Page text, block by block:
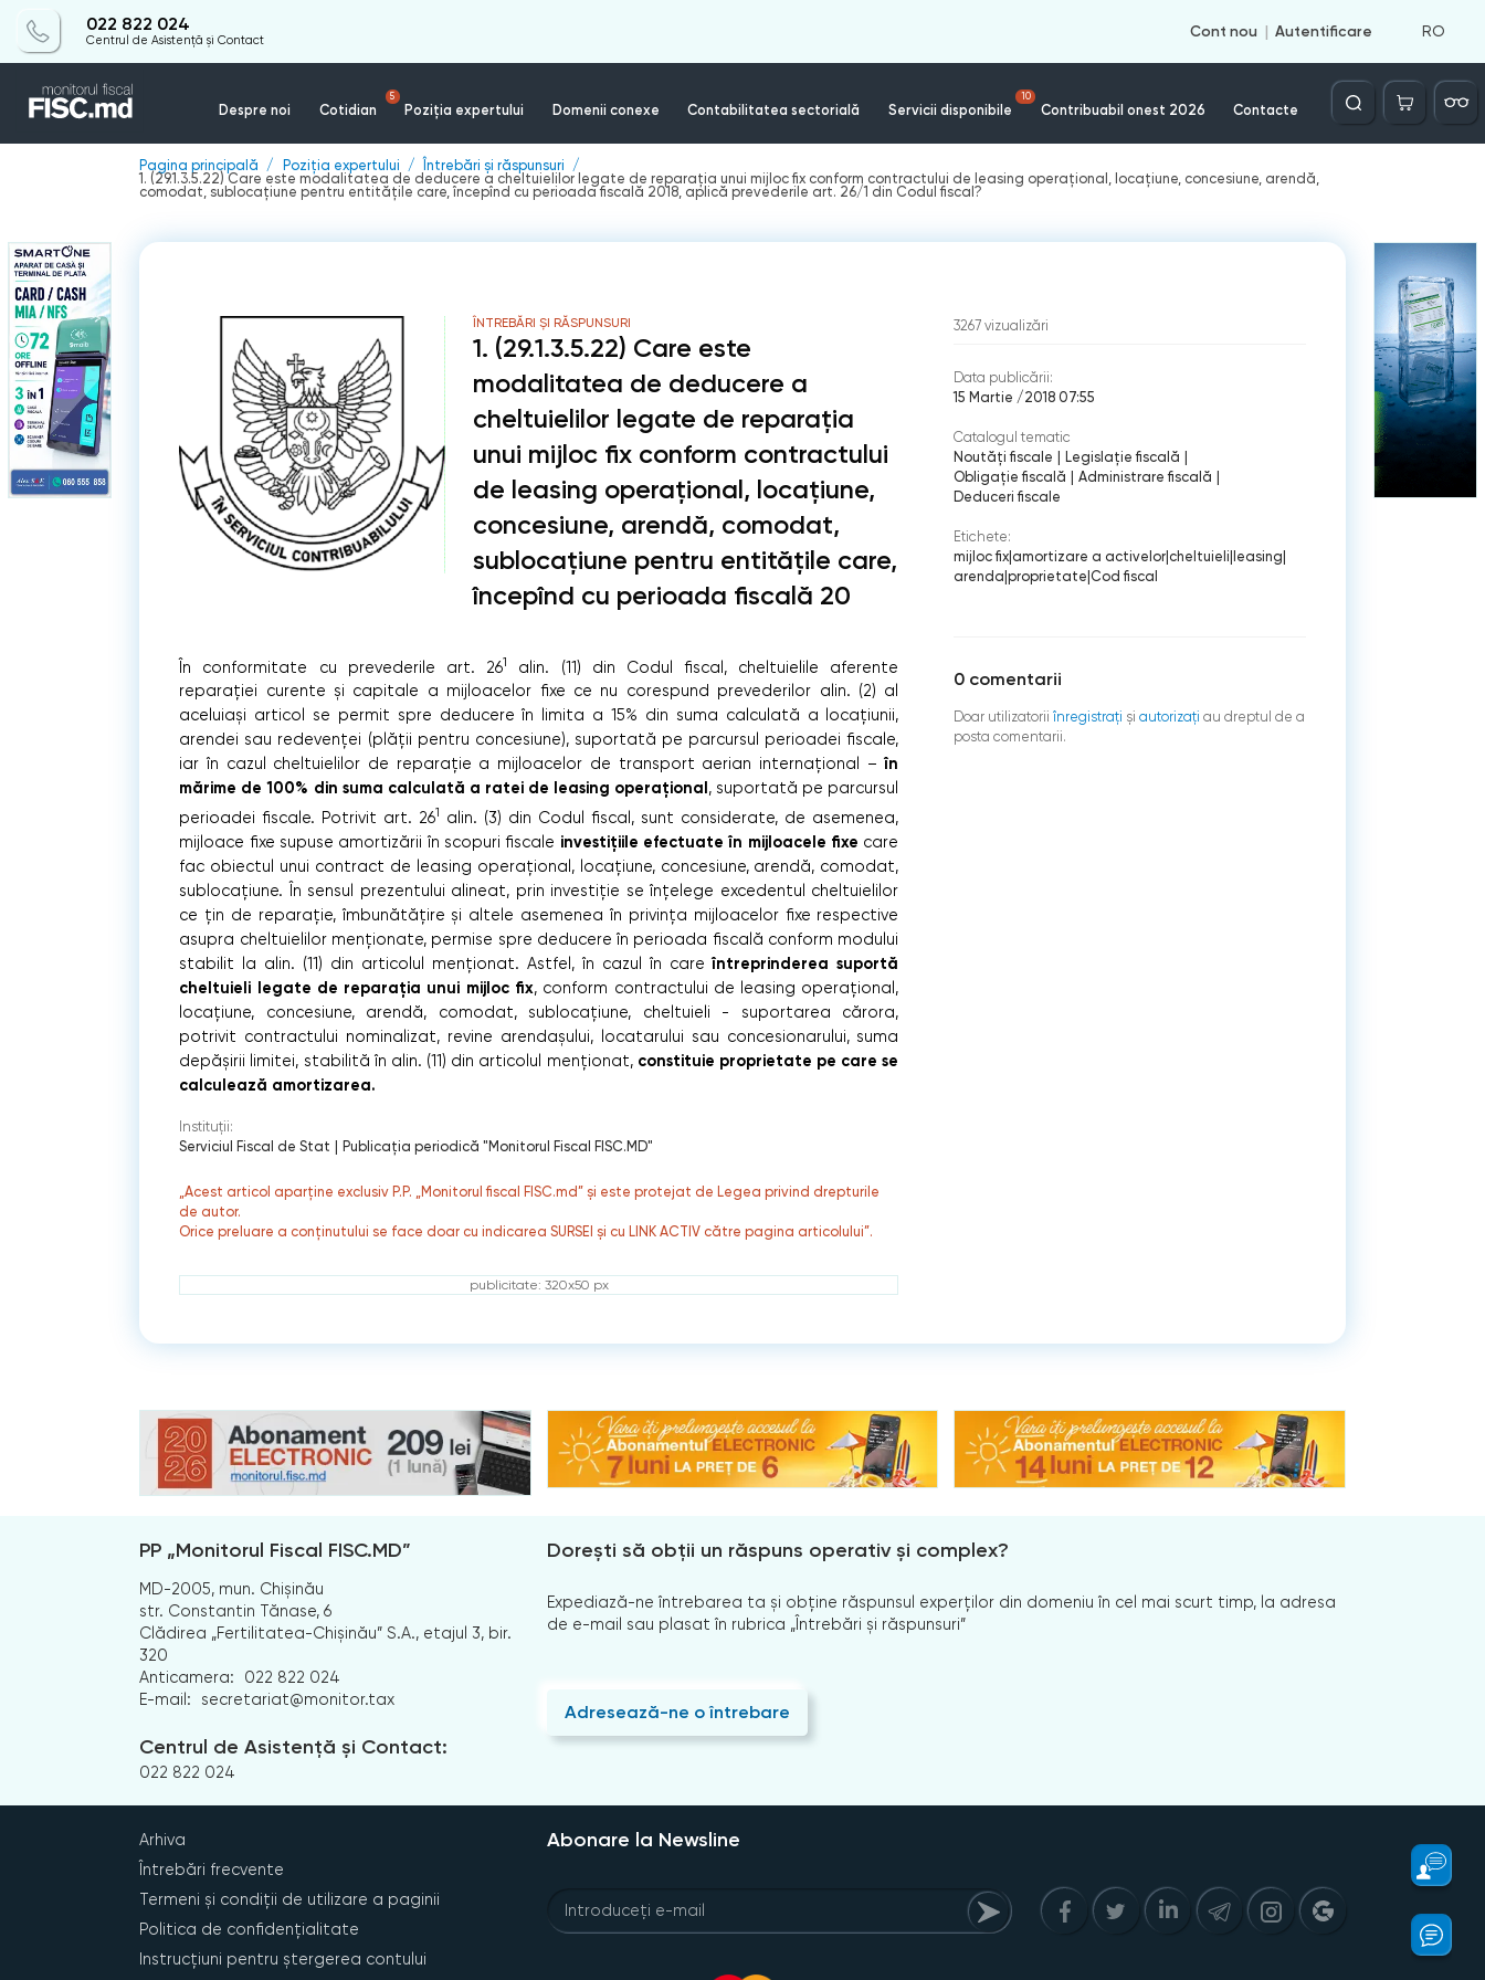
022 822 024
Centrul de Asistență și Contact
Cont nou Autentificare RO
Despre noi Cotidian
5
Poziția expertului Domenii conexe Contabilitatea sectorială Servicii disponibile
10
Contribuabil onest 2026 Contacte
Căutare
Pagina principală Poziția expertului
Întrebări și răspunsuri
1. (29.1.3.5.22) Care este modalitatea de deducere a cheltuielilor legate de reparația unui mijloc fix conform contractului de leasing operațional, locațiune, concesiune, arendă,
comodat, sublocațiune pentru entitățile care, începînd cu perioada fiscală 2018, aplică prevederile art. 26/1 din Codul fiscal?
ÎNTREBĂRI ȘI RĂSPUNSURI
1. (29.1.3.5.22) Care este
modalitatea de deducere a
cheltuielilor legate de reparația
unui mijloc fix conform contractului
de leasing operațional, locațiune,
concesiune, arendă, comodat,
sublocațiune pentru entitățile care,
începînd cu perioada fiscală 20
În conformitate cu prevederile art. 261
alin. (11) din Codul fiscal, cheltuielile aferente
reparației curente și capitale a mijloacelor fixe ce nu corespund prevederilor alin. (2) al
aceluiași articol se permit spre deducere în limita a 15% din suma calculată a locațiunii,
arendei sau redevenței (plății pentru concesiune), suportată pe parcursul perioadei fiscale,
iar în cazul cheltuielilor de reparație a mijloacelor de transport aerian internațional –în
mărime de 100% din suma calculată a ratei de leasing operațional , suportată pe parcursul
perioadei fiscale. Potrivit art. 261 alin. (3) din Codul fiscal, sunt considerate, de asemenea,
mijloace fixe supuse amortizării în scopuri fiscale investițiile efectuate în mijloacele fixe care
fac obiectul unui contract de leasing operațional, locațiune, concesiune, arendă, comodat,
sublocațiune. În sensul prezentului alineat, prin investiție se înțelege excedentul cheltuielilor
ce țin de reparație, îmbunătățire și altele asemenea în privința mijloacelor fixe respective
asupra cheltuielilor menționate, permise spre deducere în perioada fiscală conform modului
stabilit la alin. (11) din articolul menționat. Astfel, în cazul în careîntreprinderea suportă
cheltuieli legate de reparația unui mijloc fix, conform contractului de leasing operațional,
locațiune, concesiune, arendă, comodat, sublocațiune, cheltuieli - suportarea cărora,
potrivit contractului nominalizat, revine arendașului, locatarului sau concesionarului, suma
depășirii limitei, stabilită în alin. (11) din articolul menționat, constituie proprietate pe care se
calculează amortizarea.
Instituții:
Serviciul Fiscal de Stat
Publicaţia periodică "Monitorul Fiscal FISC.MD"
„Acest articol aparține exclusiv P.P. „Monitorul fiscal FISC.md” și este protejat de Legea privind drepturile
de autor.
Orice preluare a conținutului se face doar cu indicarea SURSEI și cu LINK ACTIV către pagina articolului”.
publicitate: 320x50 px
3267 vizualizări
Data publicării:
15 Martie /2018 07:55
Catalogul tematic
Noutăți fiscale
Legislație fiscală
Obligație fiscală
Administrare fiscală
Deduceri fiscale
Etichete:
mijloc fix| amortizare a activelor| cheltuieli leasing
arenda proprietate Cod fiscal
0 comentarii
Doar utilizatorii înregistraţi şi autorizați au dreptul de a
posta comentarii.
PP „Monitorul Fiscal FISC.MD”
MD-2005, mun. Chișinău
str. Constantin Tănase, 6
Clădirea „Fertilitatea-Chișinău” S.A., etajul 3, bir.
320
Anticamera:
022 822 024
E-mail:
secretariat@monitor.tax
Centrul de Asistență și Contact:
022 822 024
Dorești să obții un răspuns operativ și complex?
Expediază-ne întrebarea ta și obține răspunsul experților din domeniu în cel mai scurt timp, la adresa
de e-mail sau plasat în rubrica „Întrebări și răspunsuri”
Adresează-ne o întrebare
Arhiva
Întrebări frecvente
Termeni și condiții de utilizare a paginii
Politica de confidențialitate
Instrucțiuni pentru ștergerea contului
Abonare la Newsline